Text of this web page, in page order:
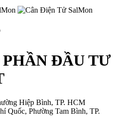
PHẦN ĐẦU TƯ
Hiệp Bình, TP. HCM
Quốc, Phường Tam Bình, TP.